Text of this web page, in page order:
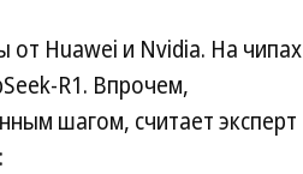
от Huawei и Nvidia. На чипах
R1. Впрочем,
шагом, считает эксперт